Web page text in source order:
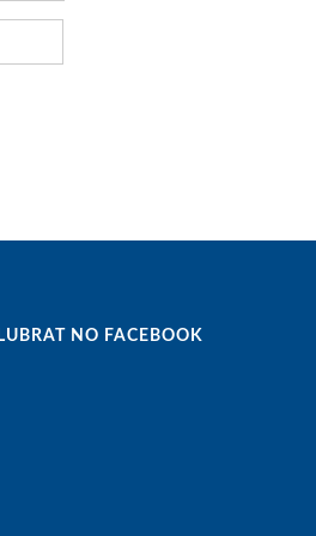
NO FACEBOOK